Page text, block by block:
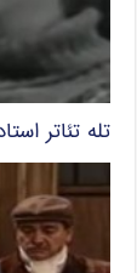
تله تئاتر